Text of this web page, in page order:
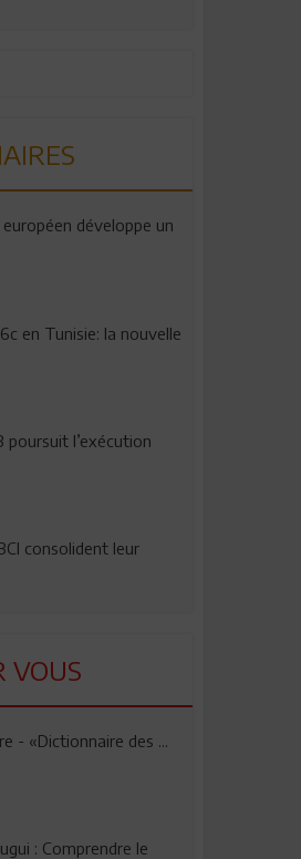
européen développe un
en Tunisie: la nouvelle
poursuit l’exécution
consolident leur
VOUS
- «Dictionnaire des ...
: Comprendre le